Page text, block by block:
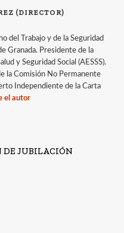
(DIRECTOR)
del Trabajo y de la Seguridad
Granada. Presidente de la
y Seguridad Social (AESSS).
la Comisión No Permanente
Independiente de la Carta
el autor
DE JUBILACIÓN